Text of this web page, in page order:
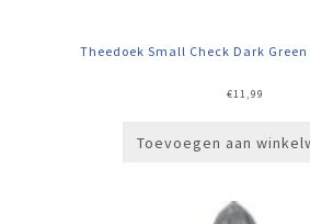
Theedoek Small Check Dark
€11,99
Toevoegen aan